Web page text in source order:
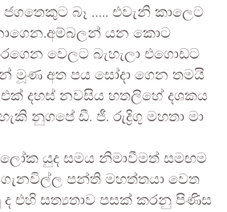
බෑ ….. එවැනි කාලෙට
යන කොට
වෙලට බැහැලා එගොඩට
මූණ අත පය සෝදා ගෙන තමයි
එක් දහස් නවසිය හතලිහේ දශකය
නුගපේ ඩී. ජී. රුද්‍රිගු මහතා මා
යුද සමය නිමාවීමත් සමඟම
පන්ති මහත්තයා වෙත
එහි සත්‍යතාව පසක් කරනු පිණිස